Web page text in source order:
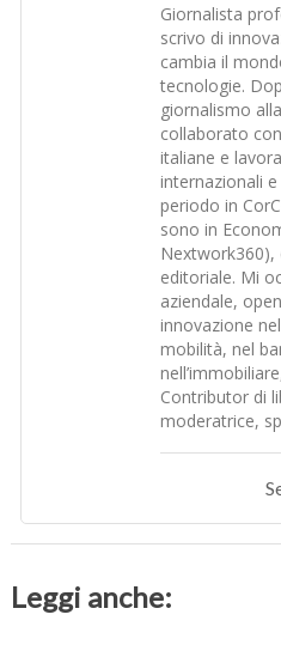
Giornalista
scrivo di
cambia il
tecnologie.
giornalismo
collaborato
italiane e
internazionali
periodo in
sono in
Nextwork360),
editoriale. Mi
aziendale,
innovazione
mobilità, nel
Contributor di
moderatrice,
Leggi anche: